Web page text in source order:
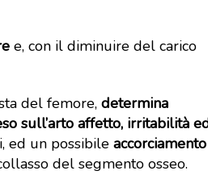
e, con il diminuire del carico
del femore, determina
sull’arto affetto, irritabilità
ed un possibile accorciamento
del segmento osseo.